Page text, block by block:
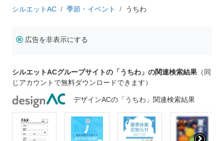
シルエットAC 季節・イベント うちわ
広告を非表示にする
シルエットACグループサイトの「うちわ」の関連検索結果 （同
じアカウントで無料ダウンロードできます）
デザインACの「うちわ」関連検索結果